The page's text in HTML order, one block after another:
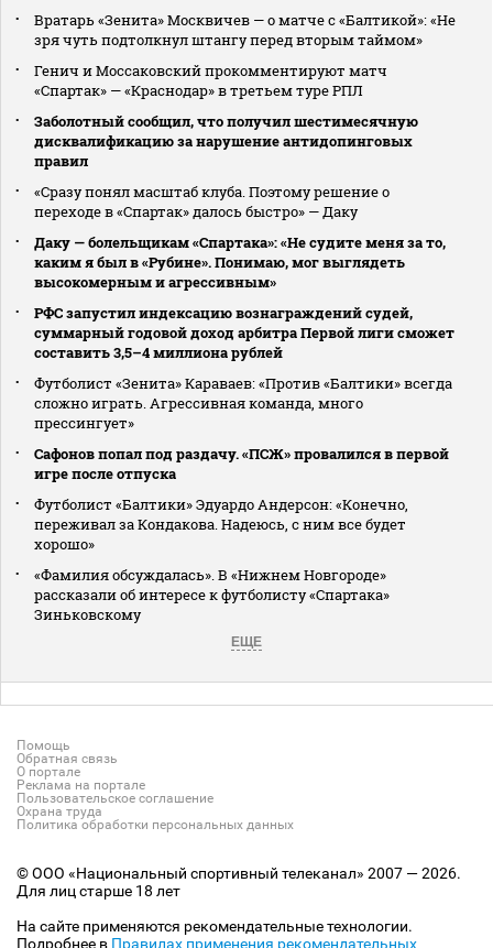
Вратарь «Зенита» Москвичев — о матче с «Балтикой»: «Не
зря чуть подтолкнул штангу перед вторым таймом»
Генич и Моссаковский прокомментируют матч
«Спартак» — «Краснодар» в третьем туре РПЛ
Заболотный сообщил, что получил шестимесячную
дисквалификацию за нарушение антидопинговых
правил
«Сразу понял масштаб клуба. Поэтому решение о
переходе в «Спартак» далось быстро» — Даку
Даку — болельщикам «Спартака»: «Не судите меня за то,
каким я был в «Рубине». Понимаю, мог выглядеть
высокомерным и агрессивным»
РФС запустил индексацию вознаграждений судей,
суммарный годовой доход арбитра Первой лиги сможет
составить 3,5–4 миллиона рублей
Футболист «Зенита» Караваев: «Против «Балтики» всегда
сложно играть. Агрессивная команда, много
прессингует»
Сафонов попал под раздачу. «ПСЖ» провалился в первой
игре после отпуска
Футболист «Балтики» Эдуардо Андерсон: «Конечно,
переживал за Кондакова. Надеюсь, с ним все будет
хорошо»
«Фамилия обсуждалась». В «Нижнем Новгороде»
рассказали об интересе к футболисту «Спартака»
Зиньковскому
ЕЩЕ
Помощь
Обратная связь
О портале
Реклама на портале
Пользовательское соглашение
Охрана труда
Политика обработки персональных данных
© ООО «Национальный спортивный телеканал» 2007 — 2026.
Для лиц старше 18 лет
На сайте применяются рекомендательные технологии.
Подробнее в Правилах применения рекомендательных